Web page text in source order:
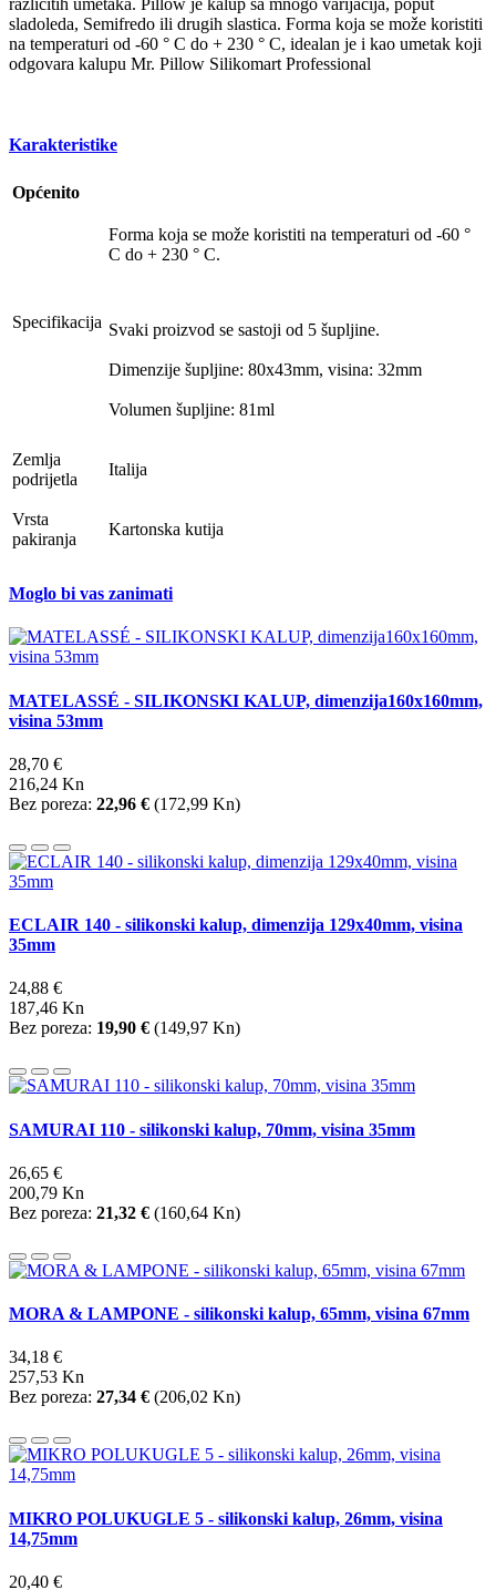
različitih umetaka. Pillow je kalup sa mnogo varijacija, poput
sladoleda, Semifredo ili drugih slastica. Forma koja se može koristiti
na temperaturi od -60 ° C do + 230 ° C, idealan je i kao umetak koji
odgovara kalupu Mr. Pillow Silikomart Professional
Karakteristike
Općenito
Specifikacija
Forma koja se može koristiti na temperaturi od -60 °
C do + 230 ° C.
Svaki proizvod se sastoji od 5 šupljine.
Dimenzije šupljine: 80x43mm, visina: 32mm
Volumen šupljine: 81ml
Zemlja
podrijetla
Italija
Vrsta
pakiranja
Kartonska kutija
Moglo bi vas zanimati
MATELASSÉ - SILIKONSKI KALUP, dimenzija160x160mm,
visina 53mm
28,70 €
216,24 Kn
Bez poreza: 22,96 € (172,99 Kn)
ECLAIR 140 - silikonski kalup, dimenzija 129x40mm, visina
35mm
24,88 €
187,46 Kn
Bez poreza: 19,90 € (149,97 Kn)
SAMURAI 110 - silikonski kalup, 70mm, visina 35mm
26,65 €
200,79 Kn
Bez poreza: 21,32 € (160,64 Kn)
MORA & LAMPONE - silikonski kalup, 65mm, visina 67mm
34,18 €
257,53 Kn
Bez poreza: 27,34 € (206,02 Kn)
MIKRO POLUKUGLE 5 - silikonski kalup, 26mm, visina
14,75mm
20,40 €